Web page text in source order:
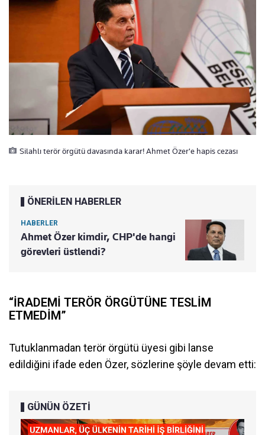
Silahlı terör örgütü davasında karar! Ahmet Özer'e hapis cezası
ÖNERİLEN HABERLER
HABERLER
Ahmet Özer kimdir, CHP'de hangi
görevleri üstlendi?
“İRADEMİ TERÖR ÖRGÜTÜNE TESLİM
ETMEDİM”
Tutuklanmadan terör örgütü üyesi gibi lanse
edildiğini ifade eden Özer, sözlerine şöyle devam etti:
GÜNÜN ÖZETİ